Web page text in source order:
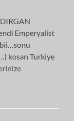
Emperyalist
kosan Turkiye